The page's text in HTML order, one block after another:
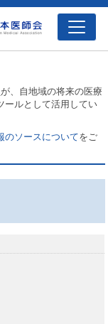
、自地域の将来の医療
ールとして活用してい
のソースについてをご